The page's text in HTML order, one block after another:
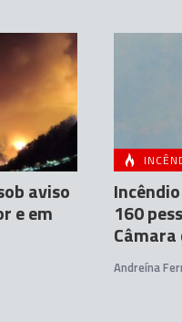
aviso
e em 160
Câmara
Andreína